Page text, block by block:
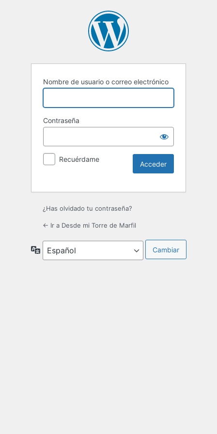
Nombre de usuario o correo electrónico
Contraseña
Recuérdame
¿Has olvidado tu contraseña?
← Ir a Desde mi Torre de Marfil
Idioma